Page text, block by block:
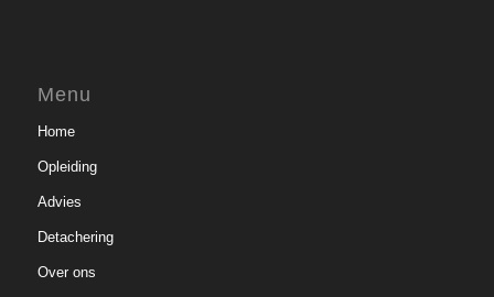
Menu
Home
Opleiding
Advies
Detachering
Over ons